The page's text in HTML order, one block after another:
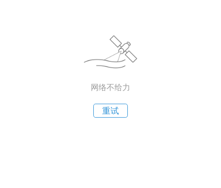
网络不给力
重试